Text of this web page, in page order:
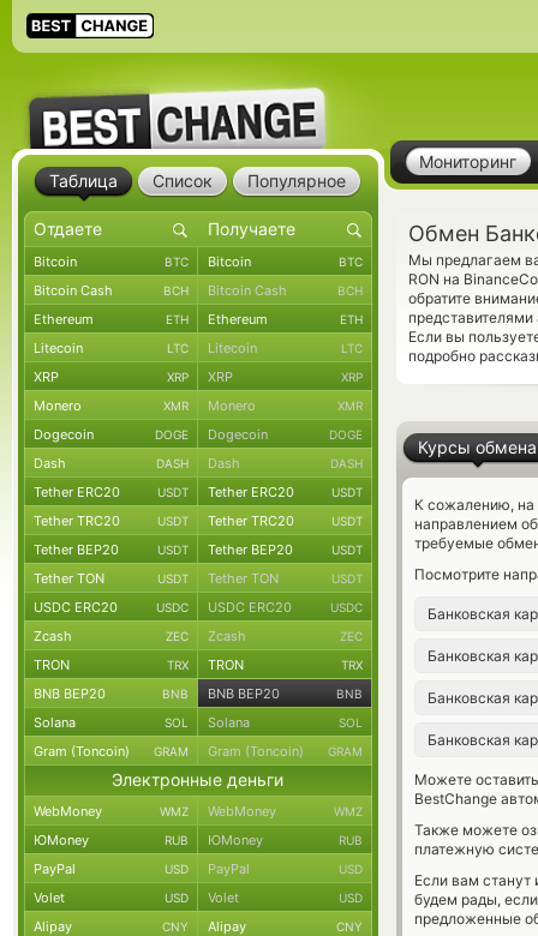
Мониторинг
Обмен
Мы предлагаем
RON на
обратите
Если вы
подробно
Курсы обмена
К сожалению, на
направлением
требуемые
Посмотрите
Банковская
Банковская
Банковская
Банковская
Можете
BestChange
Также можете
платежную
Если вам
будем рады,
предложенные
Таблица Список Популярное
Bitcoin BTC Bitcoin BTC
Bitcoin Cash BCH Bitcoin Cash BCH
Ethereum ETH Ethereum ETH
Litecoin LTC Litecoin LTC
XRP XRP XRP XRP
Monero XMR Monero XMR
Dogecoin DOGE Dogecoin DOGE
Dash DASH Dash DASH
Tether ERC20 USDT Tether ERC20 USDT
Tether TRC20 USDT Tether TRC20 USDT
Tether BEP20 USDT Tether BEP20 USDT
Tether TON USDT Tether TON USDT
USDC ERC20 USDC USDC ERC20 USDC
Zcash ZEC Zcash ZEC
TRON TRX TRON TRX
BNB BEP20 BNB BNB BEP20 BNB
Solana SOL Solana SOL
Gram (Toncoin) GRAM Gram (Toncoin) GRAM
Электронные деньги
WebMoney WMZ WebMoney WMZ
ЮMoney RUB ЮMoney RUB
PayPal USD PayPal USD
Volet USD Volet USD
Alipay CNY Alipay CNY